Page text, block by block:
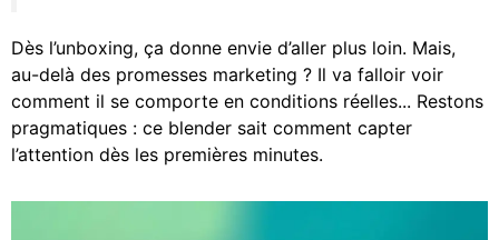
Dès l’unboxing, ça donne envie d’aller plus loin. Mais,
au-delà des promesses marketing ? Il va falloir voir
comment il se comporte en conditions réelles... Restons
pragmatiques : ce blender sait comment capter
l’attention dès les premières minutes.